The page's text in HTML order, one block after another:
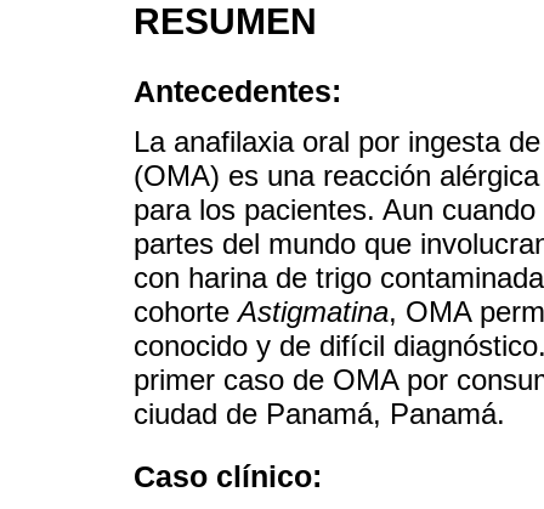
RESUMEN
Antecedentes:
La anafilaxia oral por ingesta
(OMA) es una reacción
para los pacientes. Aun
partes del mundo que
con harina de trigo
cohorteAstigmatina, OMA
conocido y de difícil
primer caso de OMA por
ciudad de Panamá, Panamá.
Caso clínico: